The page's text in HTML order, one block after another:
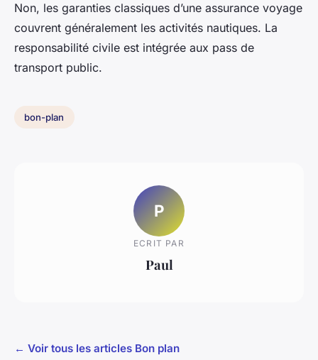
Non, les garanties classiques d’une assurance voyage
couvrent généralement les activités nautiques. La
responsabilité civile est intégrée aux pass de
transport public.
bon-plan
P
ECRIT PAR
Paul
← Voir tous les articles Bon plan